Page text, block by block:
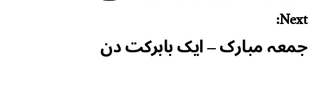
Next:
جمعہ مبارک – ایک بابرکت دن